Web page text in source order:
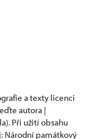
a texty licenci
autora |
Při užití obsahu
Národní památkový